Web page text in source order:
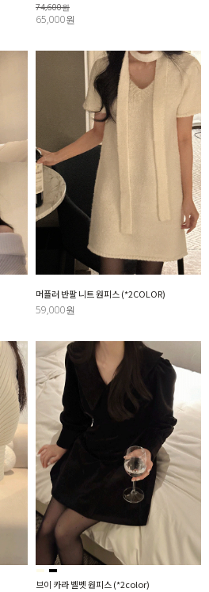
74,600원
65,000원
머플러 반팔 니트 원피스 (*2COLOR)
59,000원
브이 카라 벨벳 원피스 (*2color)